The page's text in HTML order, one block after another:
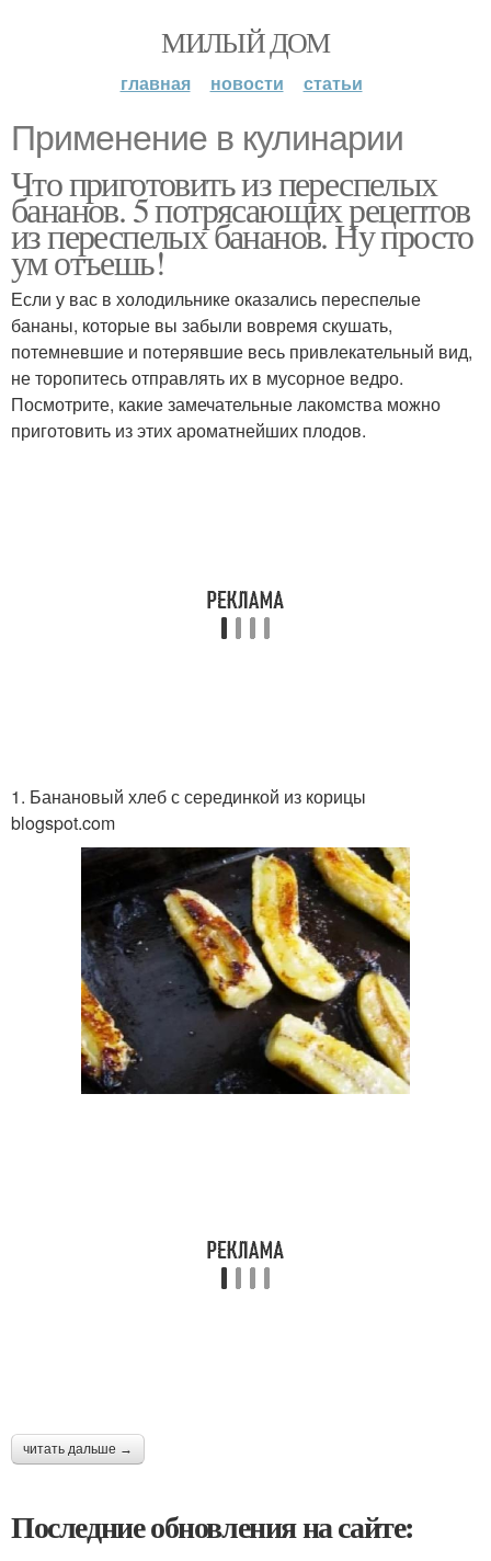
МИЛЫЙ ДОМ
главная новости статьи
Применение в кулинарии
Что приготовить из переспелых
бананов. 5 потрясающих рецептов
из переспелых бананов. Ну просто
ум отъешь!
Если у вас в холодильнике оказались переспелые
бананы, которые вы забыли вовремя скушать,
потемневшие и потерявшие весь привлекательный вид,
не торопитесь отправлять их в мусорное ведро.
Посмотрите, какие замечательные лакомства можно
приготовить из этих ароматнейших плодов.
1. Банановый хлеб с серединкой из корицы
blogspot.com
читать дальше →
Последние обновления на сайте: